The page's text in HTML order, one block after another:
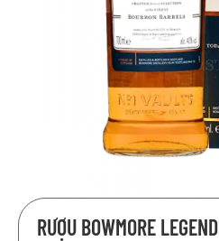
RƯỢU BOWMORE LEGEND
Chuyển
đến